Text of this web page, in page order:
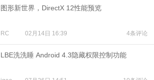
图形新世界，DirectX 12性能预览
RC 02月14日 16:39 4条评论
LBE洗洗睡 Android 4.3隐藏权限控制功能